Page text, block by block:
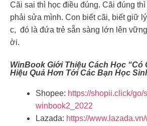
Cãi sai thì học điều đúng. Cãi đúng
phải sửa mình. Con biết cãi, biết giữ
c, đó là đứa trẻ sẵn sàng lớn lên
ời.
WinBook Giới Thiệu Cách Học “có
Hiệu Quả Hơn Tới Các Bạn Học
Shopee: https://shopii.click/go/
winbook2_2022
Lazada: https://